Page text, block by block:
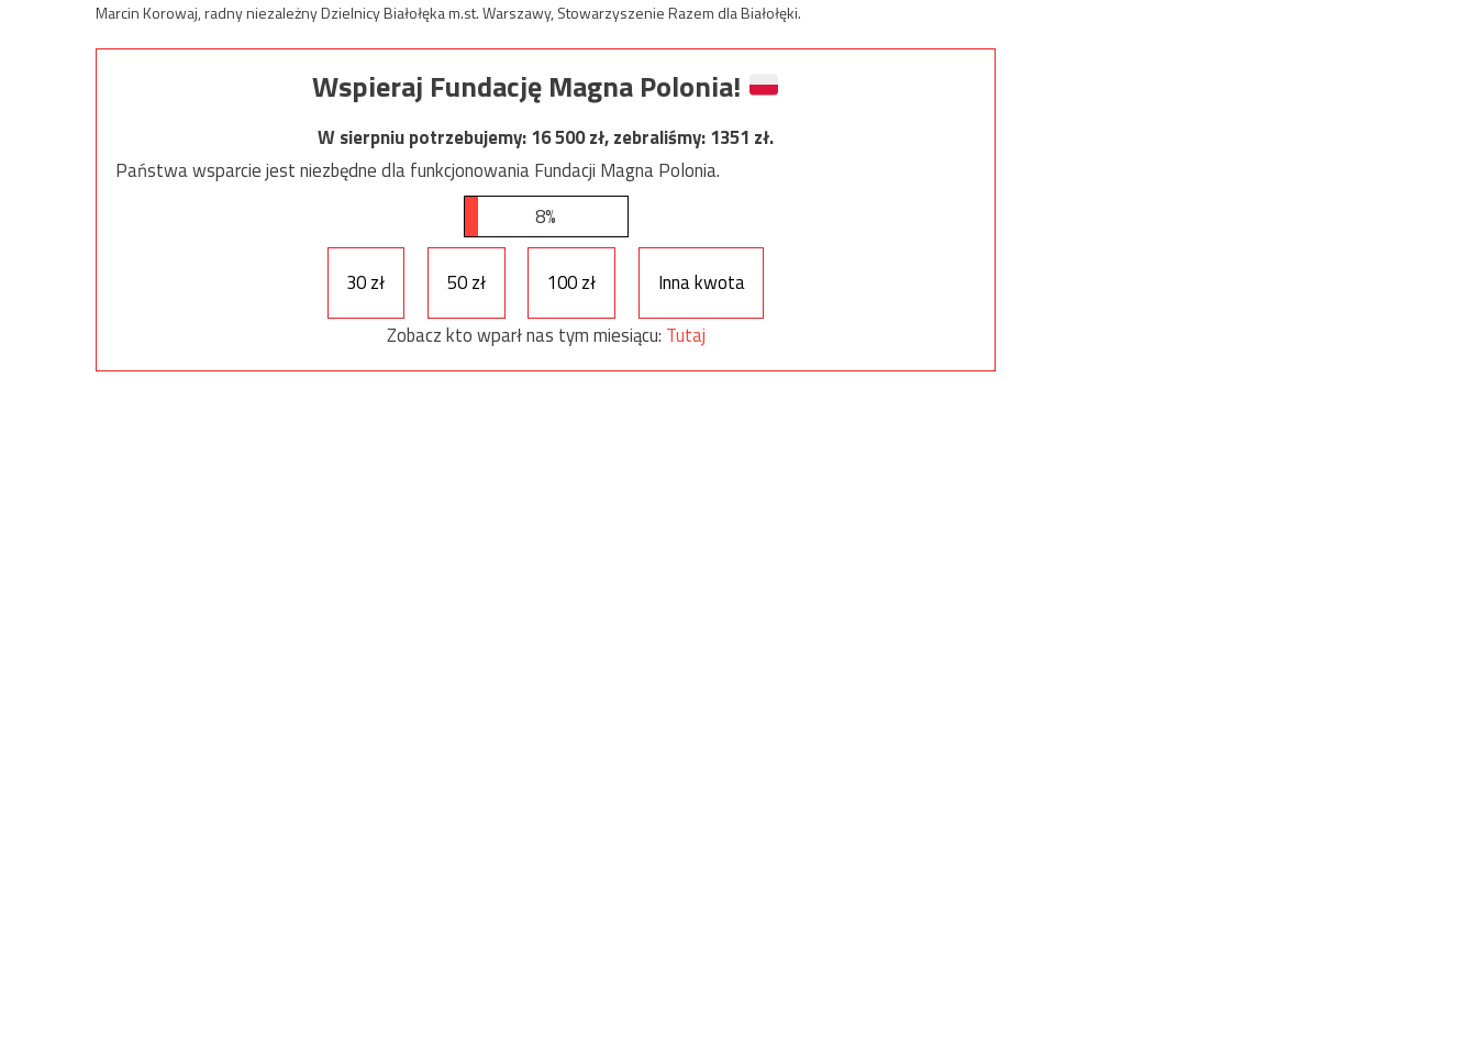
Marcin Korowaj, radny niezależny Dzielnicy Białołęka m.st. Warszawy, Stowarzyszenie Razem dla Białołęki.
Wspieraj Fundację Magna Polonia!
W sierpniu potrzebujemy:16 500zł, zebraliśmy:1351 zł.
Państwa wsparcie jest niezbędne dla funkcjonowania Fundacji Magna Polonia.
8%
30 zł 50 zł 100 zł
Inna kwota
Zobacz kto wparł nas tym miesiącu: Tutaj